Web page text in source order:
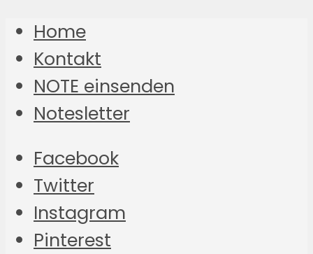
Home
Kontakt
NOTE einsenden
Notesletter
Facebook
Twitter
Instagram
Pinterest